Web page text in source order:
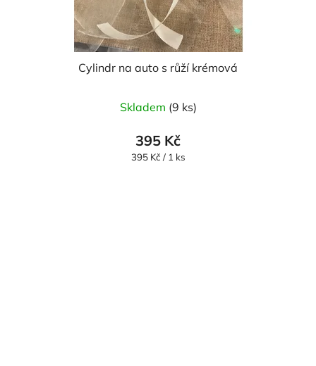
Cylindr na auto s růží krémová
hodnocení
produktu
je
Skladem (9 ks)
395 Kč
Měrná
395 Kč / 1 ks